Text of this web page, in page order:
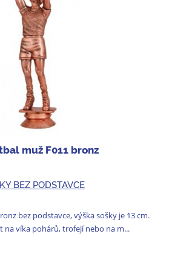
muž F011 bronz
BEZ PODSTAVCE
bez podstavce, výška sošky je 13 cm.
na víka pohárů, trofejí nebo na m...